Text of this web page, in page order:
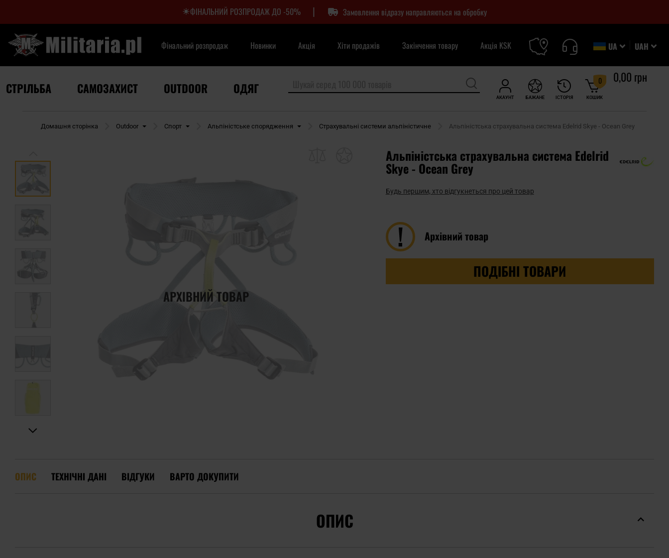
ФІНАЛЬНИЙ РОЗПРОДАЖ ДО -50% | Замовлення відразу направляються на обробку
UAH
UA
Фінальний розпродаж Новинки Акція Хіти продажів Закінчення товару Акція KSK
АКАУНТ ІСТОРІЯ
БАЖАНЕ КОШИК
0 0,00 грн
СТРІЛЬБА САМОЗАХИСТ OUTDOOR ОДЯГ
Домашня сторінка Outdoor Спорт Альпіністське спорядження Страхувальні системи альпіністичне Альпіністська страхувальна система Edelrid Skye - Ocean Grey
АРХІВНИЙ ТОВАР
Альпіністська страхувальна система Edelrid
Skye - Ocean Grey
Будь першим, хто відгукнеться про цей товар
Архівний товар
ПОДІБНІ ТОВАРИ
ОПИС ТЕХНІЧНІ ДАНІ ВІДГУКИ ВАРТО ДОКУПИТИ
ОПИС